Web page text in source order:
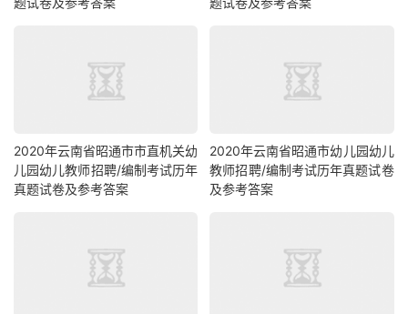
2020年云南省昭通市市直机关幼
儿园幼儿教师招聘/编制考试历年
真题试卷及参考答案
2020年云南省昭通市幼儿园幼儿
教师招聘/编制考试历年真题试卷
及参考答案